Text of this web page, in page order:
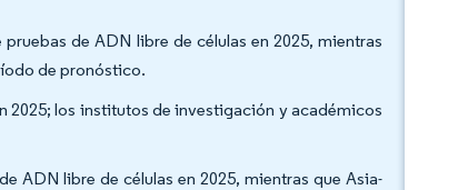
de ADN libre de células en 2025, mientras
de pronóstico.
2025; los institutos de investigación y académicos
ADN libre de células en 2025, mientras que Asia-